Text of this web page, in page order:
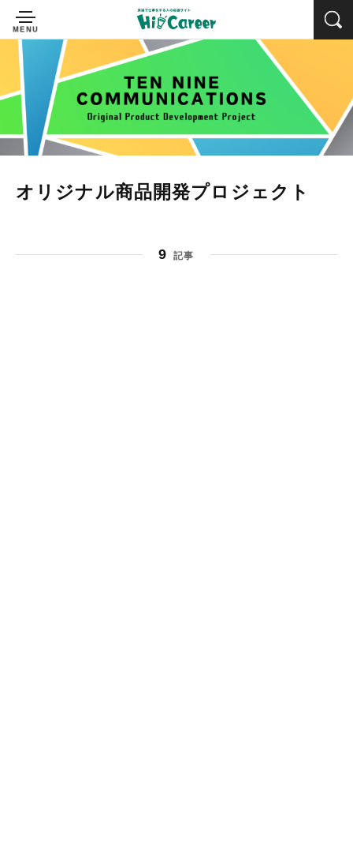
オリジナル商品開発プロジェクト
9 記事